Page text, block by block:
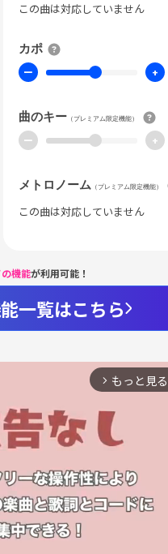
この曲は対応していません
カポ
ー +
曲のキー （プレミアム限定機能）
ー +
メトロノーム （プレミアム限定機能）
この曲は対応していません
機能が利用可能！
一覧はこちら
arrow_forward_ios もっと見る